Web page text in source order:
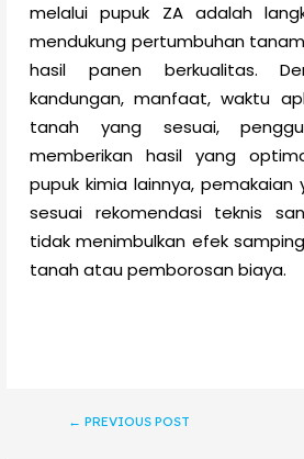
melalui pupuk ZA adalah
mendukung pertumbuhan
hasil panen berkualitas.
kandungan, manfaat, waktu
tanah yang sesuai,
memberikan hasil yang
pupuk kimia lainnya, pemakaian
sesuai rekomendasi teknis
tidak menimbulkan efek
tanah atau pemborosan biaya.
← PREVIOUS POST